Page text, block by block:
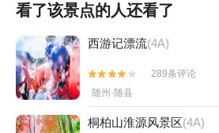
看了该景点的人还看了
西游记漂流(4A)


289条评论
随州·随县
桐柏山淮源风景区(4A)